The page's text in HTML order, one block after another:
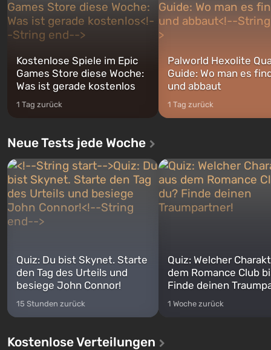
Kostenlose Spiele im Epic
Games Store diese Woche:
Was ist gerade kostenlos
1 Tag zurück
Palworld Hexolite
Guide: Wo man es
und abbaut
1 Tag zurück
Neue Tests jede Woche
Quiz: Du bist Skynet. Starte
den Tag des Urteils und
besiege John Connor!
15 Stunden zurück
Quiz: Welcher
dem Romance Club
Finde deinen
1 Woche zurück
Kostenlose Verteilungen